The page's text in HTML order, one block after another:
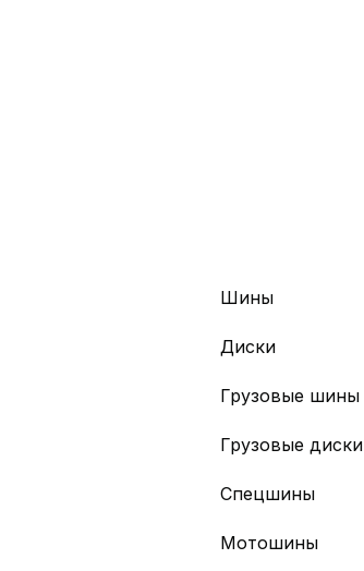
Шины
Диски
Грузовые шины
Грузовые диски
Спецшины
Мотошины